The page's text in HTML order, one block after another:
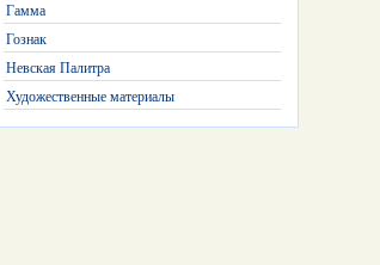
Гамма
Гознак
Невская Палитра
Художественные материалы